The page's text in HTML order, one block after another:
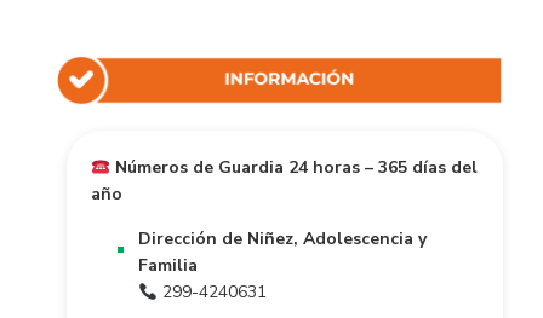
Números de Guardia 24 horas – 365 días del
año
Dirección de Niñez, Adolescencia y
Familia
299-4240631